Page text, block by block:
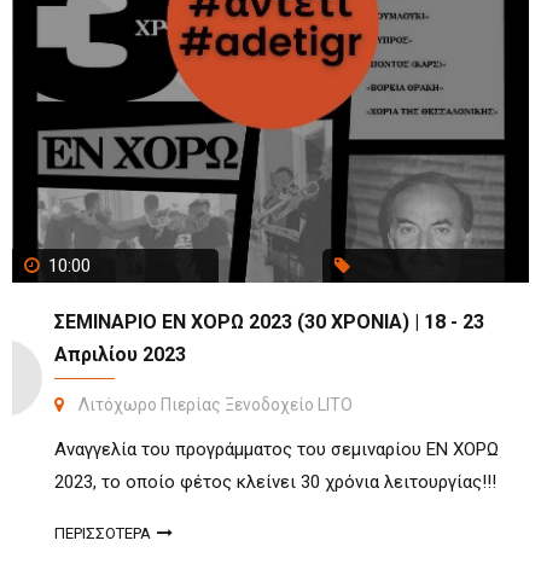
10:00
ΣΕΜΙΝΑΡΙΟ ΕΝ ΧΟΡΩ 2023 (30 ΧΡΟΝΙΑ) | 18 - 23
Απριλίου 2023
Λιτόχωρο Πιερίας Ξενοδοχείο LITO
Αναγγελία του προγράμματος του σεμιναρίου ΕΝ ΧΟΡΩ
2023, το οποίο φέτος κλείνει 30 χρόνια λειτουργίας!!!
ΠΕΡΙΣΣΟΤΕΡΑ